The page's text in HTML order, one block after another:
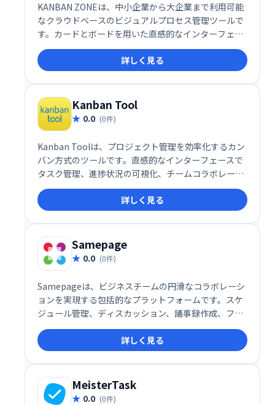
KANBAN ZONEは、中小企業から大企業まで利用可能
なクラウドベースのビジュアルプロセス管理ツールで
す。カードとボードを用いた直感的なインターフェー
スで、プロジェクトやタスクの管理、コラボレーショ
ン、優先順位付け、ワークフローの最適化を支援しま
す。インタラクティブなシステムにより、チーム全体
での効率的な作業を実現し、生産性向上に貢献しま
す。
詳しく見る
Kanban Tool
0.0 (0件)
Kanban Toolは、プロジェクト管理を効率化するカン
バン方式のツールです。直感的なインターフェースで
タスク管理、進捗状況の可視化、チームコラボレーシ
ョンをスムーズに行えます。柔軟なカスタマイズと豊
富な機能で、あらゆる規模のプロジェクトに対応しま
す。効率的なワークフロー構築と生産性向上を実現
し、ビジネスの成長をサポートします。
詳しく見る
Samepage
0.0 (0件)
Samepageは、ビジネスチームの円滑なコラボレーシ
ョンを実現する包括的なプラットフォームです。スケ
ジュール管理、ディスカッション、議事録作成、ファ
イル共有、インスタントメッセージ、タスク管理な
ど、チームワークに必要な機能を一つに集約。情報の
一元化による効率化と、スムーズなコミュニケーショ
ン促進で、生産性向上をサポートします。単一のプラ
ットフォームでチームワークを強化し、ビジネスの成
功に貢献します。
詳しく見る
MeisterTask
0.0 (0件)